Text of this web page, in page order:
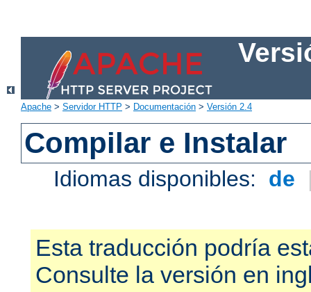
Apache > Servidor HTTP > Documentación > Versión 2.4
Compilar e Instalar
Idiomas disponibles: de
Esta traducción podría
Consulte la versión en